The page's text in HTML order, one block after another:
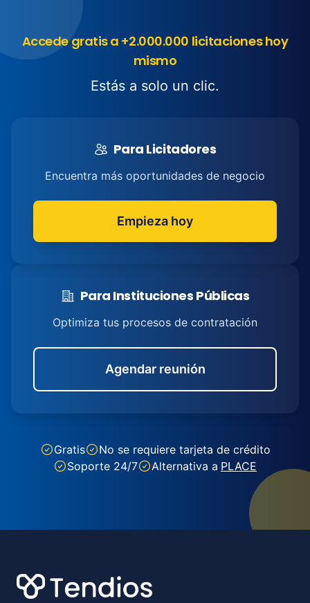
Accede gratis a +2.000.000 licitaciones hoy
mismo
Estás a solo un clic.
Para Licitadores
Encuentra más oportunidades de negocio
Empieza hoy
Para Instituciones Públicas
Optimiza tus procesos de contratación
Agendar reunión
Gratis
No se requiere tarjeta de crédito
Soporte 24/7
Alternativa a PLACE